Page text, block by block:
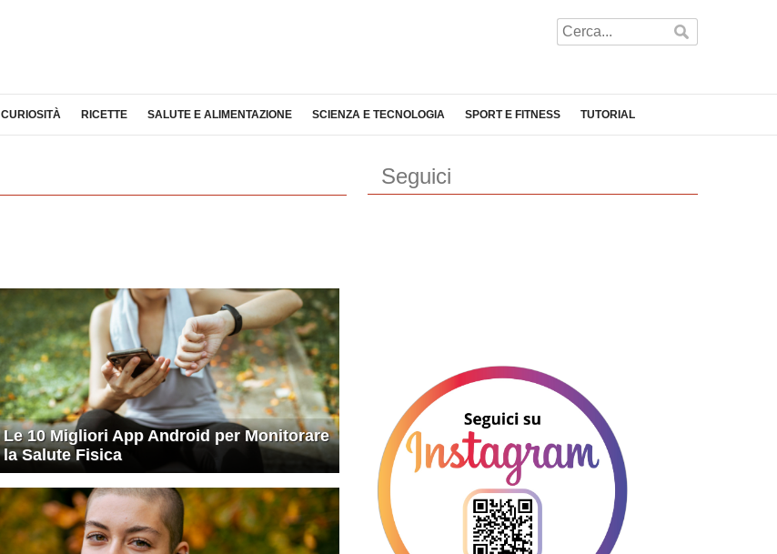
CURIOSITÀ RICETTE SALUTE E ALIMENTAZIONE SCIENZA E TECNOLOGIA SPORT E FITNESS TUTORIAL
Le 10 Migliori App Android per Monitorare
la Salute Fisica
Seguici